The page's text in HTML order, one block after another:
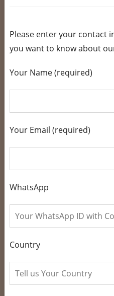
Please enter your contact
you want to know about
Your Name (required)
Your Email (required)
WhatsApp
Country